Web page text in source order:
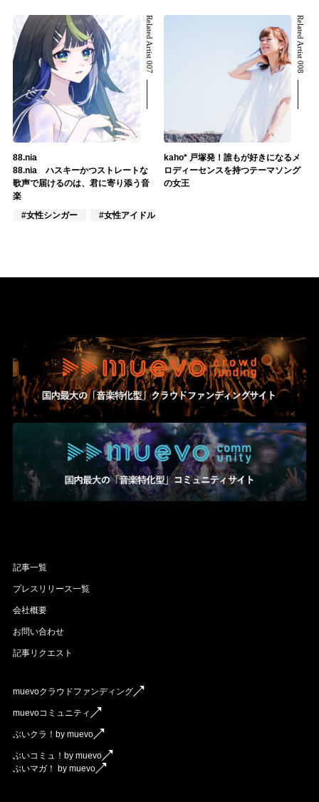
Related Artist 007
88.nia
88.nia ハスキーかつストレートな
歌声で届けるのは、君に寄り添う音
楽
#女性シンガー
#女性アイドル
Related Artist 008
kaho* 戸塚発！誰もが好きになるメ
ロディーセンスを持つテーマソング
の女王
記事一覧
プレスリリース一覧
会社概要
お問い合わせ
記事リクエスト
muevoクラウドファンディング
muevoコミュニティ
ぶいクラ！by muevo
ぶいコミュ！by muevo
ぶいマガ！ by muevo